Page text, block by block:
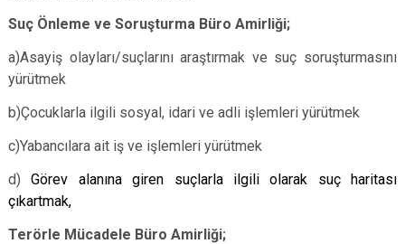
Suç Önleme ve Soruşturma Büro Amirliği;
a)Asayiş olayları/suçlarını araştırmak ve suç soruşturmasını
yürütmek
b)Çocuklarla ilgili sosyal, idari ve adli işlemleri yürütmek
c)Yabancılara ait iş ve işlemleri yürütmek
d)
Görev alanına giren suçlarla ilgili olarak suç haritası
çıkartmak,
Terörle Mücadele Büro Amirliği;